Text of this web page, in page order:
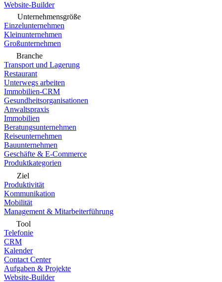
Website-Builder
Unternehmensgröße
Einzelunternehmen
Kleinunternehmen
Großunternehmen
Branche
Transport und Lagerung
Restaurant
Unterwegs arbeiten
Immobilien-CRM
Gesundheitsorganisationen
Anwaltspraxis
Immobilien
Beratungsunternehmen
Reiseunternehmen
Bauunternehmen
Geschäfte & E-Commerce
Produktkategorien
Ziel
Produktivität
Kommunikation
Mobilität
Management & Mitarbeiterführung
Tool
Telefonie
CRM
Kalender
Contact Center
Aufgaben & Projekte
Website-Builder